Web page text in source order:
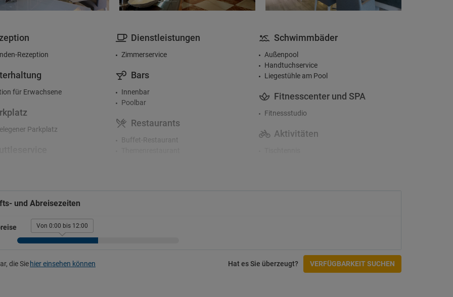
Rezeption
für Erwachsene
Parkplatz
zum Flughafen
WLAN
Dienstleistungen
Zimmerservice
Bars
Innenbar
Poolbar
Restaurants
Buffet-Restaurant
Schwimmbäder
Außenpool
Handtuchservice
Liegestühle am Pool
Fitnesscenter und SPA
Fitnessstudio
Aktivitäten
und Abreisezeiten
Von 0:00 bis 12:00
die Sie hier einsehen können Hat es Sie überzeugt? VERFÜGBARKEIT SUCHEN